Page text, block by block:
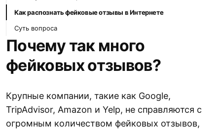
Почему так много
фейковых отзывов?
Крупные компании, такие как Google,
TripAdvisor, Amazon и Yelp, не справляются с
огромным количеством фейковых отзывов,
Как распознать фейковые отзывы в Интернете
Суть вопроса